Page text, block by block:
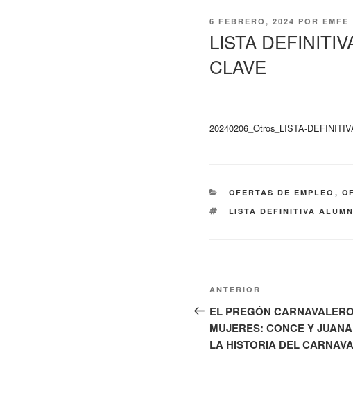
PUBLICADO
6 FEBRERO, 2024 POR EMFE
LISTA
CLAVE
20240206_Otros_LISTA-
CATEGORÍAS
OFERTAS DE EMPLEO ,
ETIQUETAS
LISTA DEFINITIVA
Navegación
de
entradas
Entrada
anterior:
ANTERIOR
EL PREGÓN
MUJERES: CONCE Y
LA HISTORIA DEL